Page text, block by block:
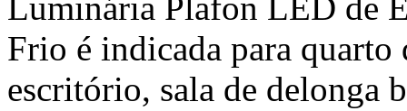
Frio é indicada para
escritório, sala de delonga